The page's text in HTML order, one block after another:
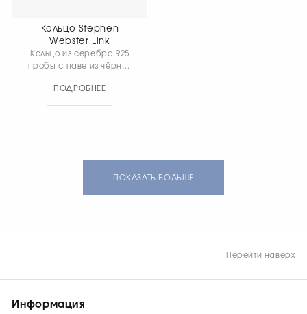
Кольцо Stephen
Webster Link
Кольцо из серебра 925
пробы с паве из чёрных
олицетворяющее
загадочно-
ПОДРОБНЕЕ
ПОКАЗАТЬ БОЛЬШЕ
Перейти наверх
Информация